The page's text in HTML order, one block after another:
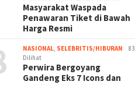
Masyarakat Waspada
Penawaran Tiket di Bawah
Harga Resmi
NASIONAL, SELEBRITIS/HIBURAN
83
Dilihat
Perwira Bergoyang
Gandeng Eks 7 Icons dan